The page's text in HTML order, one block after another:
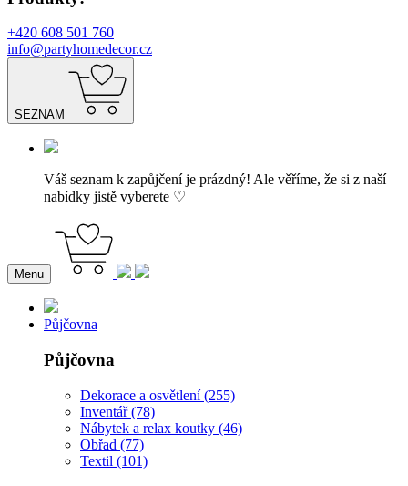
+420 608 501 760
info@partyhomedecor.cz
SEZNAM
Váš seznam k zapůjčení je prázdný! Ale věříme, že si z naší
nabídky jistě vyberete ♡
Menu
Půjčovna
Půjčovna
Dekorace a osvětlení (255)
Inventář (78)
Nábytek a relax koutky (46)
Obřad (77)
Textil (101)